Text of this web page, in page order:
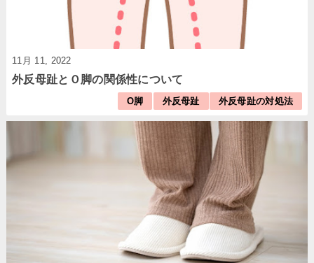
11月 11, 2022
外反母趾とＯ脚の関係性について
O脚 外反母趾 外反母趾の対処法